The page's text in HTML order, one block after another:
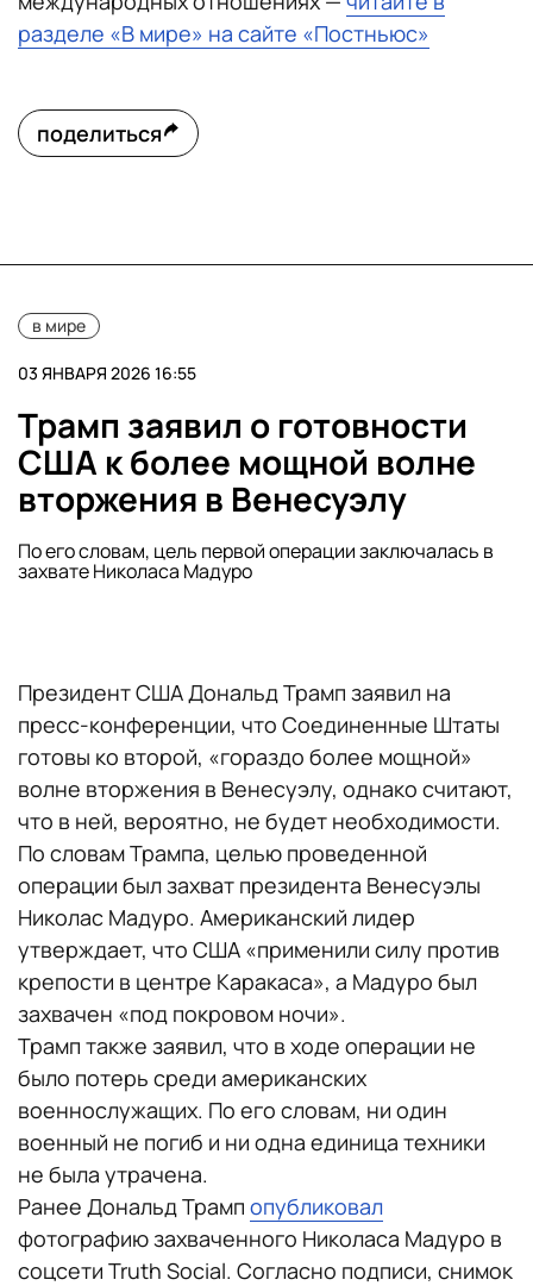
разделе «В мире» на сайте «Постньюс»
поделиться
в мире
03 ЯНВАРЯ 2026 16:55
Трамп заявил о готовности
США к более мощной волне
вторжения в Венесуэлу
По его словам, цель первой операции заключалась в
захвате Николаса Мадуро
Президент США Дональд Трамп заявил на
пресс-конференции, что Соединенные Штаты
готовы ко второй, «гораздо более мощной»
волне вторжения в Венесуэлу, однако считают,
что в ней, вероятно, не будет необходимости.
По словам Трампа, целью проведенной
операции был захват президента Венесуэлы
Николас Мадуро. Американский лидер
утверждает, что США «применили силу против
крепости в центре Каракаса», а Мадуро был
захвачен «под покровом ночи».
Трамп также заявил, что в ходе операции не
было потерь среди американских
военнослужащих. По его словам, ни один
военный не погиб и ни одна единица техники
не была утрачена.
Ранее Дональд Трамп опубликовал
фотографию захваченного Николаса Мадуро в
соцсети Truth Social. Согласно подписи, снимок